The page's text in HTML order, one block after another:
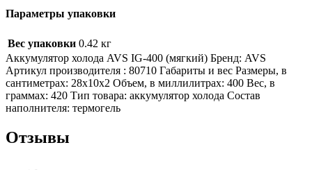
Параметры упаковки
Вес упаковки 0.42 кг
Аккумулятор холода AVS IG-400 (мягкий) Бренд: AVS
Артикул производителя : 80710 Габариты и вес Размеры, в
сантиметрах: 28х10х2 Объем, в миллилитрах: 400 Вес, в
граммах: 420 Тип товара: аккумулятор холода Состав
наполнителя: термогель
Отзывы